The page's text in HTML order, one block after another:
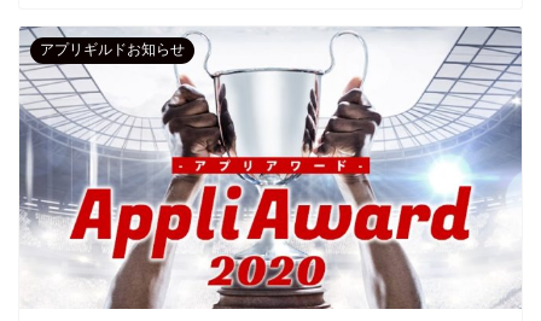
アプリギルドお知らせ